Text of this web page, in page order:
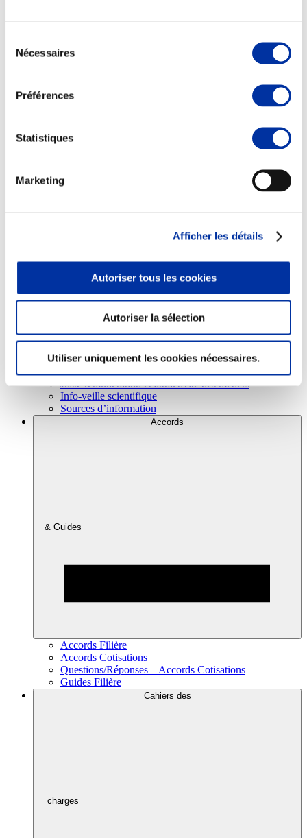
Nécessaires
Préférences
Statistiques
Marketing
Afficher les détails
Autoriser tous les cookies
Autoriser la sélection
Utiliser uniquement les cookies nécessaires.
Sécurité sanitaire
Viandes et santé
Juste rémunération et attractivité des métiers
Info-veille scientifique
Sources d’information
Accords
& Guides
Accords Filière
Accords Cotisations
Questions/Réponses – Accords Cotisations
Guides Filière
Cahiers des
charges